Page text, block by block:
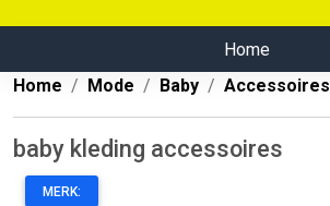
Home
Home
Mode Baby Accessoires
baby kleding accessoires
MERK: